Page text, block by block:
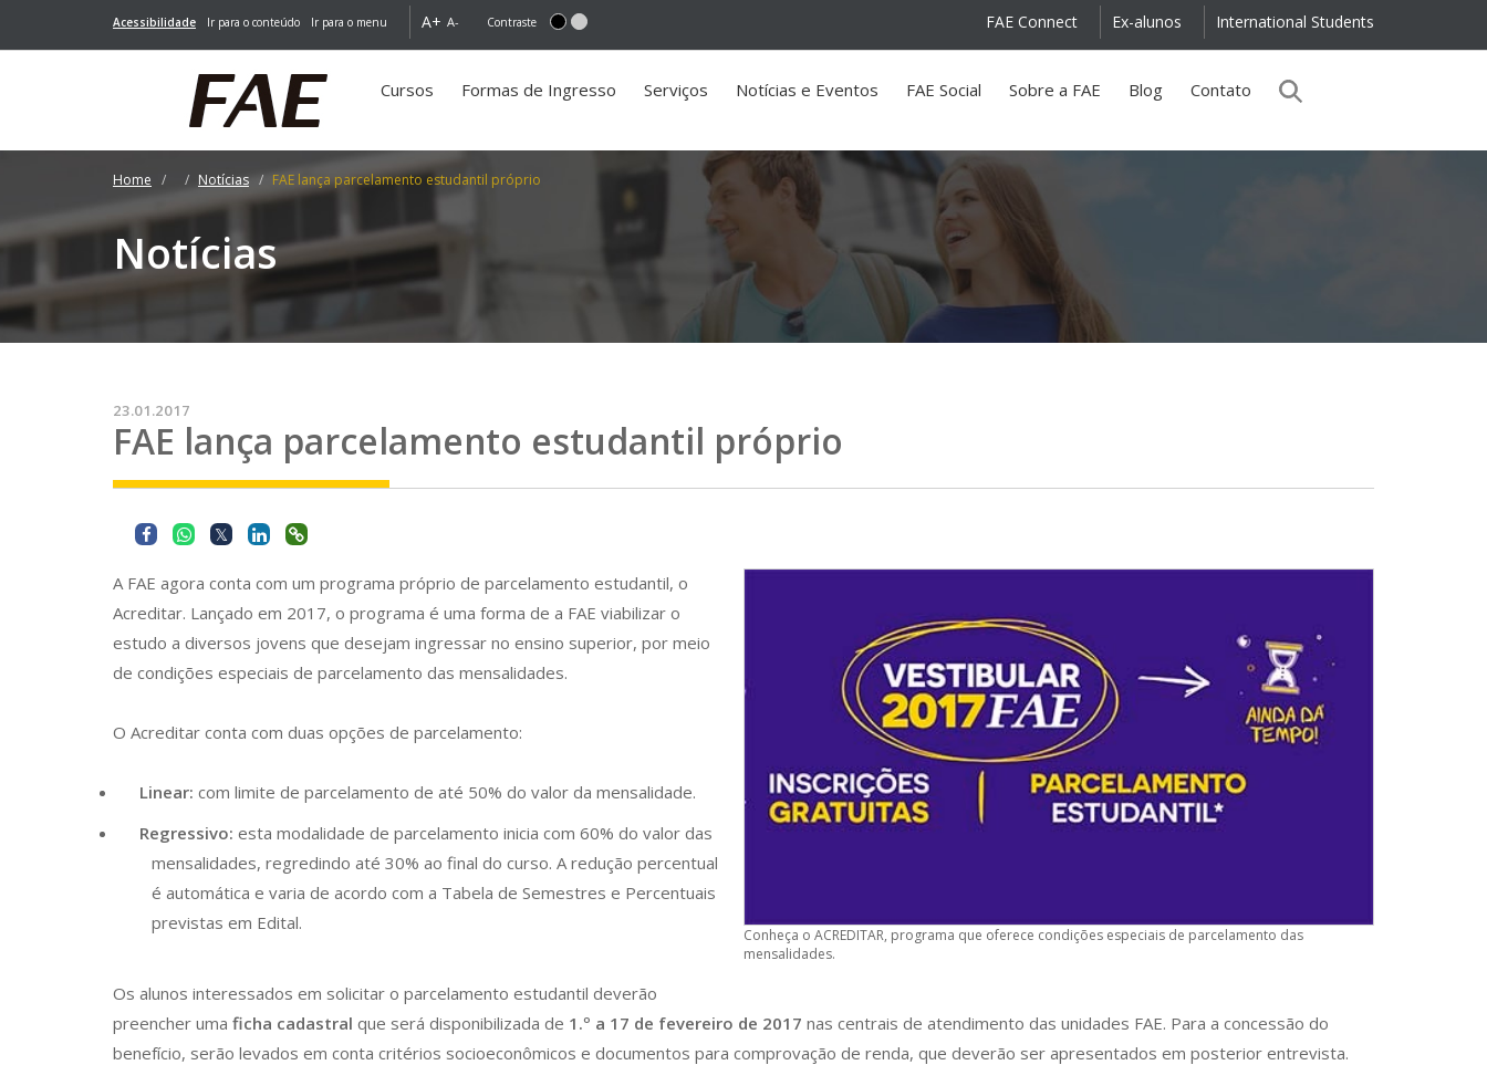
Acessibilidade Ir para o conteúdo Ir para o menu A+ A- Contraste International Students
Ex-alunos
FAE Connect
Cursos Formas de Ingresso Serviços Notícias e Eventos FAE Social Sobre a FAE Blog Contato
Home Notícias FAE lança parcelamento estudantil próprio
Notícias
23.01.2017
FAE lança parcelamento estudantil próprio
Conheça o ACREDITAR, programa que oferece condições especiais de parcelamento das
mensalidades.
A FAE agora conta com um programa próprio de parcelamento estudantil, o
Acreditar. Lançado em 2017, o programa é uma forma de a FAE viabilizar o
estudo a diversos jovens que desejam ingressar no ensino superior, por meio
de condições especiais de parcelamento das mensalidades.
O Acreditar conta com duas opções de parcelamento:
Linear: com limite de parcelamento de até 50% do valor da mensalidade.
Regressivo: esta modalidade de parcelamento inicia com 60% do valor das
mensalidades, regredindo até 30% ao final do curso. A redução percentual
é automática e varia de acordo com a Tabela de Semestres e Percentuais
previstas em Edital.
Os alunos interessados em solicitar o parcelamento estudantil deverão
preencher uma ficha cadastral que será disponibilizada de 1.º a 17 de fevereiro de 2017 nas centrais de atendimento das unidades FAE. Para a concessão do
benefício, serão levados em conta critérios socioeconômicos e documentos para comprovação de renda, que deverão ser apresentados em posterior entrevista.